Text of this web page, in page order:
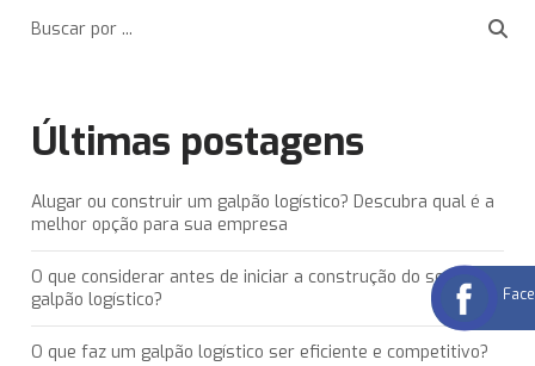
Últimas postagens
Alugar ou construir um galpão logístico? Descubra qual é a
melhor opção para sua empresa
O que considerar antes de iniciar a construção do seu
galpão logístico?
O que faz um galpão logístico ser eficiente e competitivo?